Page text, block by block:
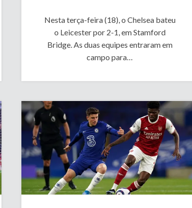
Nesta terça-feira (18), o Chelsea bateu
o Leicester por 2-1, em Stamford
Bridge. As duas equipes entraram em
campo para…